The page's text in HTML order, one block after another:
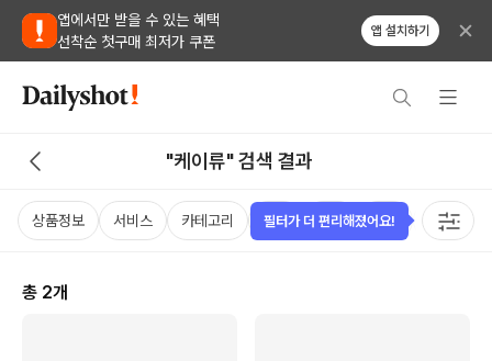
앱에서만 받을 수 있는 혜택
선착순 첫구매 최저가 쿠폰
앱 설치하기
"케이류" 검색 결과
상품정보 서비스 카테고리 가격 국가 용량 태그
총 2개
필터가 더 편리해졌어요!